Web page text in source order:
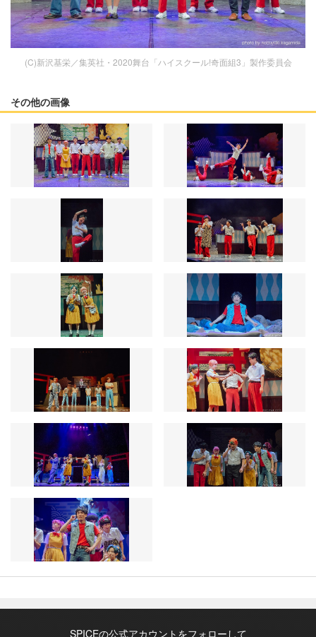
(C)新沢基栄／集英社・2020舞台「ハイスクール!奇面組3」製作委員会
その他の画像
SPICEの公式アカウントをフォローして